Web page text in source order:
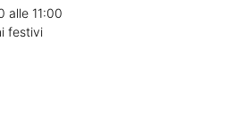
alle 11:00
festivi